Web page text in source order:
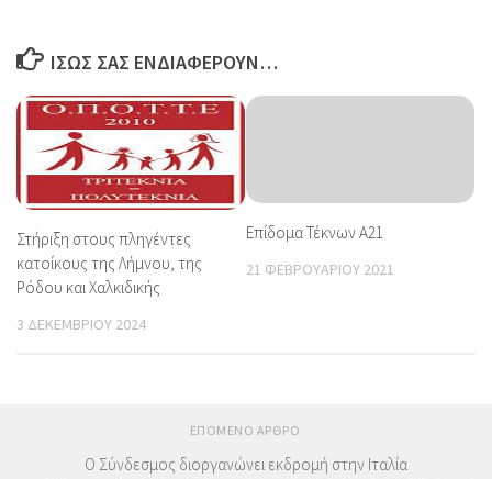
ΊΣΩΣ ΣΑΣ ΕΝΔΙΑΦΈΡΟΥΝ…
Στήριξη στους πληγέντες
κατοίκους της Λήμνου, της
Ρόδου και Χαλκιδικής
3 ΔΕΚΕΜΒΡΊΟΥ 2024
Επίδομα Τέκνων Α21
21 ΦΕΒΡΟΥΑΡΊΟΥ 2021
ΕΠΌΜΕΝΟ ΆΡΘΡΟ
Ο Σύνδεσμος διοργανώνει εκδρομή στην Ιταλία